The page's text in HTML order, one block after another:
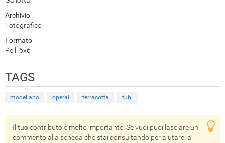
Archivio
Fotografico
Formato
Pell. 6x6
TAGS
modellano operai terracotta tubi
Il tuo contributo è molto importante! Se vuoi puoi lasciare un
commento alla scheda che stai consultando per aiutarci a